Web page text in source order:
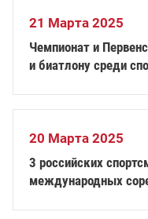
21 Марта 2025
Чемпионат и
и биатлону среди
20 Марта 2025
3 российских
международных